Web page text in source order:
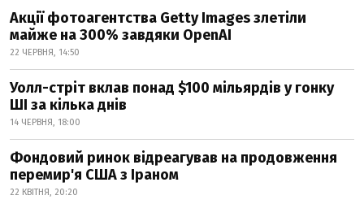
Акції фотоагентства Getty Images злетіли
майже на 300% завдяки OpenAI
22 ЧЕРВНЯ, 14:50
Уолл-стріт вклав понад $100 мільярдів у гонку
ШІ за кілька днів
14 ЧЕРВНЯ, 18:00
Фондовий ринок відреагував на продовження
перемир'я США з Іраном
22 КВІТНЯ, 20:20